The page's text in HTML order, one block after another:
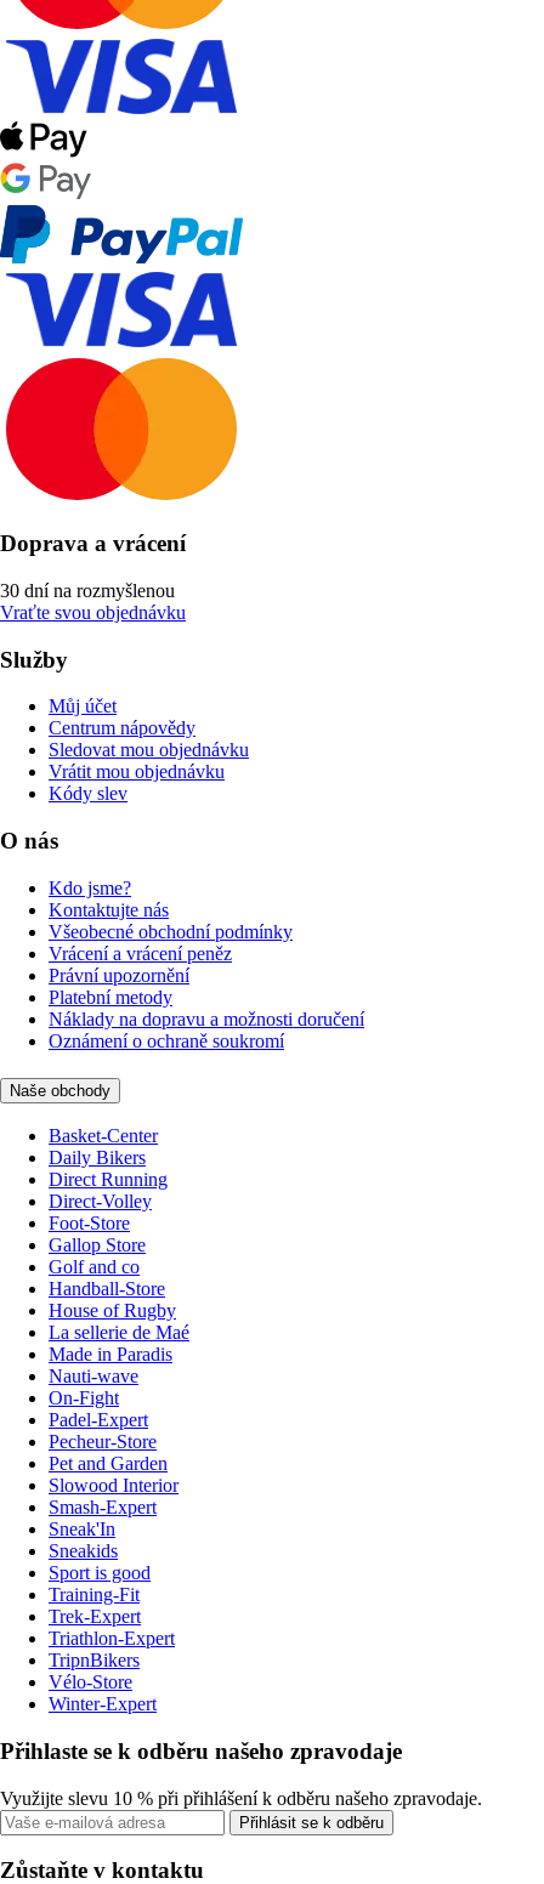
Doprava a vrácení
30 dní na rozmyšlenou
Vraťte svou objednávku
Služby
Můj účet
Centrum nápovědy
Sledovat mou objednávku
Vrátit mou objednávku
Kódy slev
O nás
Kdo jsme?
Kontaktujte nás
Všeobecné obchodní podmínky
Vrácení a vrácení peněz
Právní upozornění
Platební metody
Náklady na dopravu a možnosti doručení
Oznámení o ochraně soukromí
Naše obchody
Basket-Center
Daily Bikers
Direct Running
Direct-Volley
Foot-Store
Gallop Store
Golf and co
Handball-Store
House of Rugby
La sellerie de Maé
Made in Paradis
Nauti-wave
On-Fight
Padel-Expert
Pecheur-Store
Pet and Garden
Slowood Interior
Smash-Expert
Sneak'In
Sneakids
Sport is good
Training-Fit
Trek-Expert
Triathlon-Expert
TripnBikers
Vélo-Store
Winter-Expert
Přihlaste se k odběru našeho zpravodaje
Využijte slevu 10 % při přihlášení k odběru našeho zpravodaje.
Přihlásit se k odběru
Zůstaňte v kontaktu